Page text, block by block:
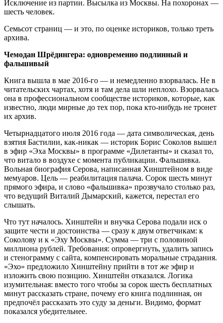
Исключение из партии. Высылка из Москвы. На похоронах —
шесть человек.
Семьсот страниц — и это, по оценке историков, только треть
архива.
Чемодан Шрёдингера: одновременно подлинный и
фальшивый
Книга вышла в мае 2016-го — и немедленно взорвалась. Не в
читательских чартах, хотя и там дела шли неплохо. Взорвалась
она в профессиональном сообществе историков, которые, как
известно, люди мирные до тех пор, пока кто-нибудь не тронет
их архив.
Четырнадцатого июля 2016 года — дата символическая, день
взятия Бастилии, как-никак — историк Борис Соколов вышел
в эфир «Эха Москвы» в программе «Дилетанты» и сказал то,
что витало в воздухе с момента публикации. Фальшивка.
Вольная биография Серова, написанная Хинштейном в виде
мемуаров. Цель — реабилитация палача. Сорок шесть минут
прямого эфира, и слово «фальшивка» прозвучало столько раз,
что ведущий Виталий Дымарский, кажется, перестал его
слышать.
Что тут началось. Хинштейн и внучка Серова подали иск о
защите чести и достоинства — сразу к двум ответчикам: к
Соколову и к «Эху Москвы». Сумма — три с половиной
миллиона рублей. Требования: опровергнуть, удалить запись
и стенограмму с сайта, компенсировать моральные страдания.
«Эхо» предложило Хинштейну прийти в тот же эфир и
изложить свою позицию. Хинштейн отказался. Логика
изумительная: вместо того чтобы за сорок шесть бесплатных
минут рассказать стране, почему его книга подлинная, он
предпочёл рассказать это суду за деньги. Видимо, формат
показался убедительнее.